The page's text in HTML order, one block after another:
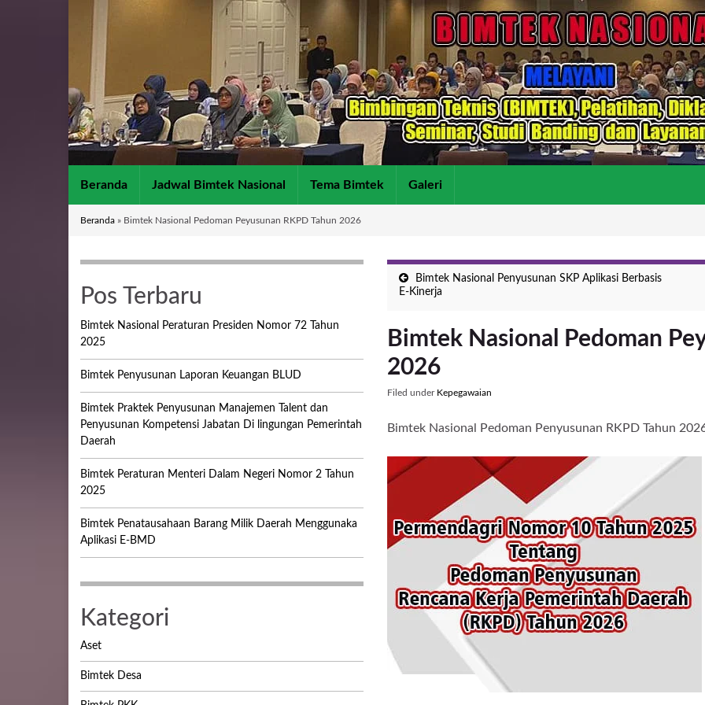
Beranda Jadwal Bimtek Nasional Tema Bimtek Galeri
Beranda » Bimtek Nasional Pedoman Peyusunan RKPD Tahun 2026
Bimtek Nasional Penyusunan SKP Aplikasi Berbasis
E-Kinerja
Bimtek Nasional Pedoman
2026
Filed under Kepegawaian
Bimtek Nasional Pedoman Penyusunan RKPD Tahun
Pos Terbaru
Bimtek Nasional Peraturan Presiden Nomor 72 Tahun
2025
Bimtek Penyusunan Laporan Keuangan BLUD
Bimtek Praktek Penyusunan Manajemen Talent dan
Penyusunan Kompetensi Jabatan Di lingungan Pemerintah
Daerah
Bimtek Peraturan Menteri Dalam Negeri Nomor 2 Tahun
2025
Bimtek Penatausahaan Barang Milik Daerah Menggunaka
Aplikasi E-BMD
Kategori
Aset
Bimtek Desa